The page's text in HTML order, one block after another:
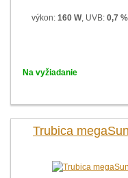
výkon: 160 W, UVB: 0,7 %
Na vyžiadanie
Trubica